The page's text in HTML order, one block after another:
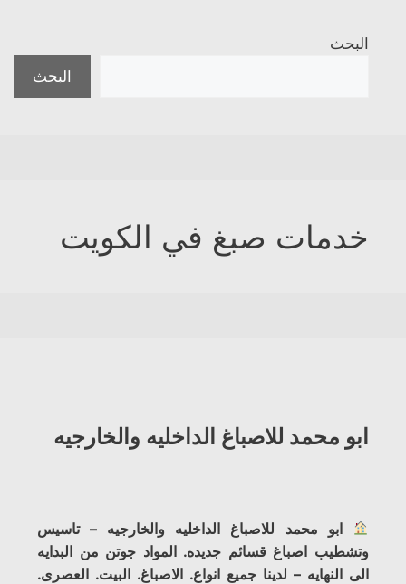
البحث
البحث
خدمات صبغ في الكويت
ابو محمد للاصباغ الداخليه والخارجيه
ابو محمد للاصباغ الداخليه والخارجيه – تاسيس
وتشطيب اصباغ قسائم جديده. المواد جوتن من البدايه
الى النهايه – لدينا جميع انواع. الاصباغ. البيت. العصرى.